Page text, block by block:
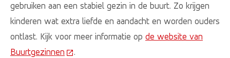
gebruiken aan een stabiel gezin in de buurt. Zo krijgen
kinderen wat extra liefde en aandacht en worden ouders
ontlast. Kijk voor meer informatie op de website van
Buurtgezinnen (Deze link gaat naar een externe website)
.